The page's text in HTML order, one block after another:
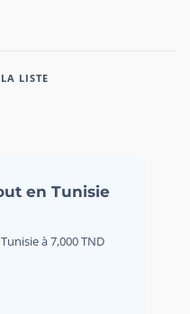
LISTE
en Tunisie
à 7,000 TND